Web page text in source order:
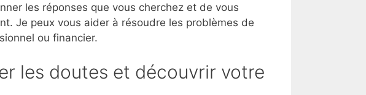
les réponses que vous cherchez et de vous
Je peux vous aider à résoudre les problèmes de
ou financier.
les doutes et découvrir votre